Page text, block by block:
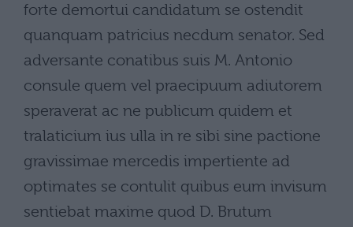
forte demortui candidatum se ostendit
quanquam patricius necdum senator. Sed
adversante conatibus suis M. Antonio
consule quem vel praecipuum adiutorem
speraverat ac ne publicum quidem et
tralaticium ius ulla in re sibi sine pactione
gravissimae mercedis impertiente ad
optimates se contulit quibus eum invisum
sentiebat maxime quod D. Brutum